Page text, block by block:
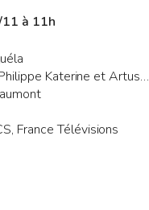
à 11h
Katerine et Artus…
France Télévisions